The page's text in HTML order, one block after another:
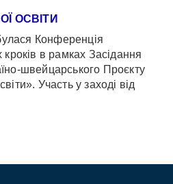
ОСВІТИ
Конференція
кроків в рамках Засідання
швейцарського Проєкту
Участь у заході від